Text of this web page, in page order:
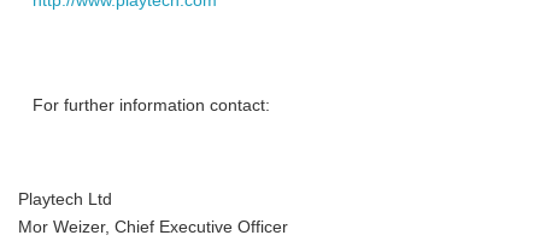
For further information contact:
Playtech Ltd
Mor Weizer, Chief Executive Officer
English